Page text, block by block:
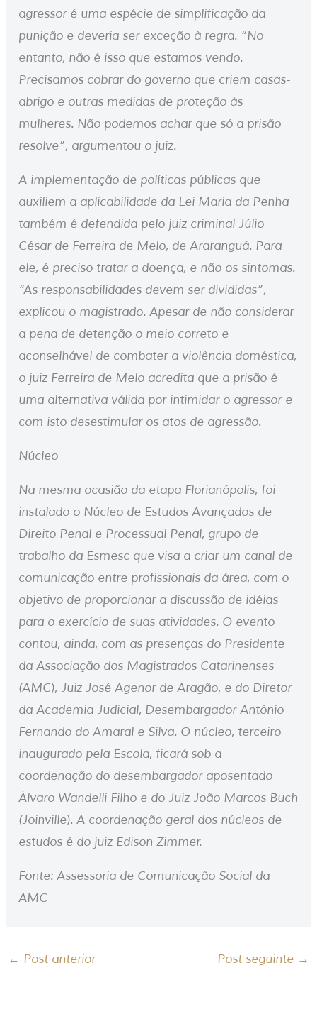
agressor é uma espécie de simplificação da
punição e deveria ser exceção à regra. “No
entanto, não é isso que estamos vendo.
Precisamos cobrar do governo que criem casas-
abrigo e outras medidas de proteção às
mulheres. Não podemos achar que só a prisão
resolve”, argumentou o juiz.
A implementação de políticas públicas que
auxiliem a aplicabilidade da Lei Maria da Penha
também é defendida pelo juiz criminal Júlio
César de Ferreira de Melo, de Araranguá. Para
ele, é preciso tratar a doença, e não os sintomas.
“As responsabilidades devem ser divididas”,
explicou o magistrado. Apesar de não considerar
a pena de detenção o meio correto e
aconselhável de combater a violência doméstica,
o juiz Ferreira de Melo acredita que a prisão é
uma alternativa válida por intimidar o agressor e
com isto desestimular os atos de agressão.
Núcleo
Na mesma ocasião da etapa Florianópolis, foi
instalado o Núcleo de Estudos Avançados de
Direito Penal e Processual Penal, grupo de
trabalho da Esmesc que visa a criar um canal de
comunicação entre profissionais da área, com o
objetivo de proporcionar a discussão de idéias
para o exercício de suas atividades. O evento
contou, ainda, com as presenças do Presidente
da Associação dos Magistrados Catarinenses
(AMC), Juiz José Agenor de Aragão, e do Diretor
da Academia Judicial, Desembargador Antônio
Fernando do Amaral e Silva. O núcleo, terceiro
inaugurado pela Escola, ficará sob a
coordenação do desembargador aposentado
Álvaro Wandelli Filho e do Juiz João Marcos Buch
(Joinville). A coordenação geral dos núcleos de
estudos é do juiz Edison Zimmer.
Fonte: Assessoria de Comunicação Social da
AMC
← Post anterior Post seguinte →